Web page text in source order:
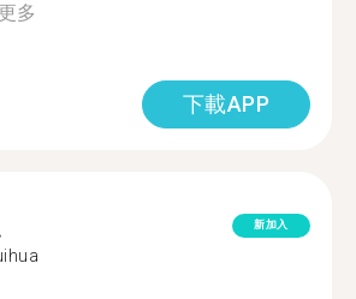
多
下載APP
新加入